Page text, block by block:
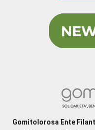
Gomitolorosa Ente